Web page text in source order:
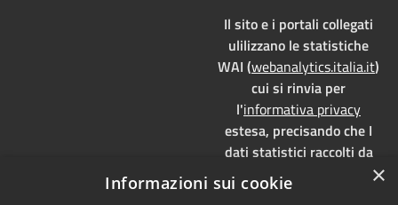
Il sito e i portali collegati
ulilizzano le statistiche
WAI (webanalytics.italia.it)
cui si rinvia per
l'informativa privacy
estesa, precisando che I
dati statistici raccolti da
WAI vengono memorizzati
su server dedicati,
×
Informazioni sui cookie